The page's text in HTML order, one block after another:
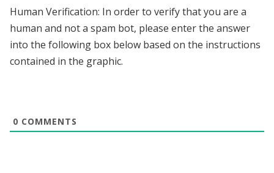
Human Verification: In order to verify that you are a
human and not a spam bot, please enter the answer
into the following box below based on the instructions
contained in the graphic.
0 COMMENTS